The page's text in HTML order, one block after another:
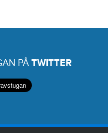
PÅTWITTER